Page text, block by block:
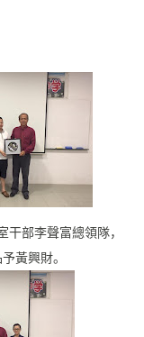
干部李聲富總領隊，
黃興財。